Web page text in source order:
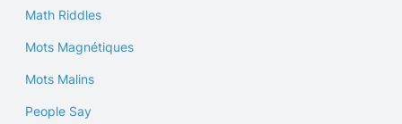
Math Riddles
Mots Magnétiques
Mots Malins
People Say